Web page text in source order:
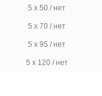
5 х 50 / нет
5 х 70 / нет
5 х 95 / нет
5 х 120 / нет